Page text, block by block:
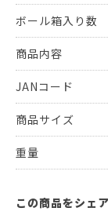
ボール箱入り数
商品内容
JANコード
商品サイズ
重量
この商品をシェ